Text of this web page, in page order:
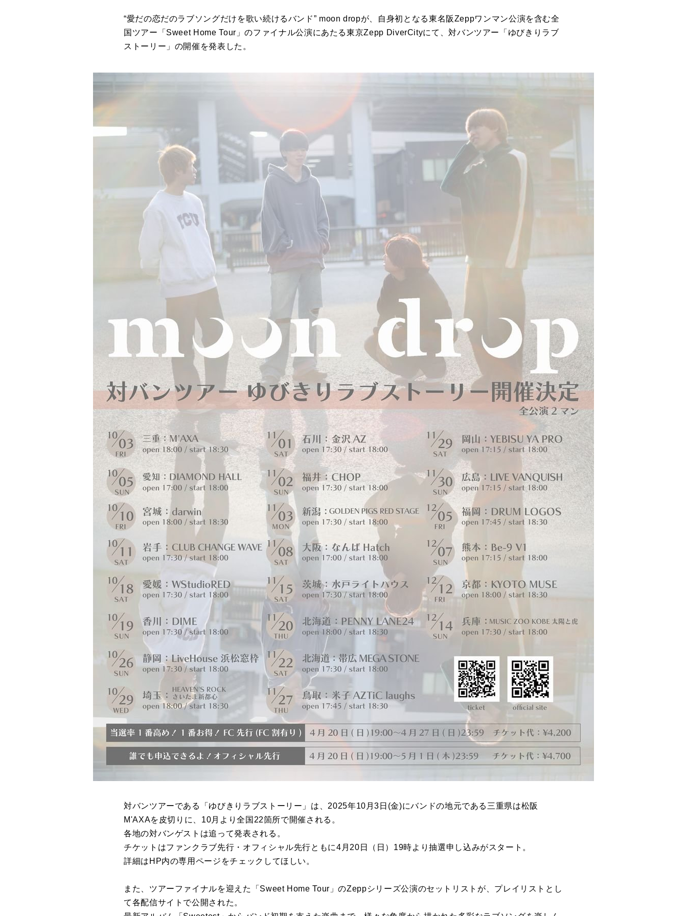
“愛だの恋だのラブソングだけを歌い続けるバンド” moon dropが、自身初となる東名阪Zeppワンマン公演を含む全
国ツアー「Sweet Home Tour」のファイナル公演にあたる東京Zepp DiverCityにて、対バンツアー「ゆびきりラブ
ストーリー」の開催を発表した。
対バンツアーである「ゆびきりラブストーリー」は、2025年10月3日(金)にバンドの地元である三重県は松阪
M'AXAを皮切りに、10月より全国22箇所で開催される。
各地の対バンゲストは追って発表される。
チケットはファンクラブ先行・オフィシャル先行ともに4月20日（日）19時より抽選申し込みがスタート。
詳細はHP内の専用ページをチェックしてほしい。
また、ツアーファイナルを迎えた「Sweet Home Tour」のZeppシリーズ公演のセットリストが、プレイリストとし
て各配信サイトで公開された。